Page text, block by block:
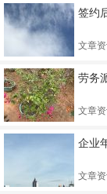
签约
文章
劳务
文章
企业
文章